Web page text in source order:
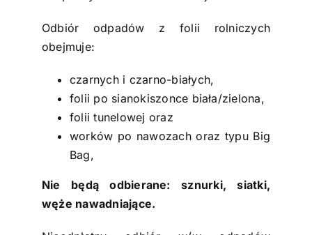
Odbiór odpadów z folii rolniczych
obejmuje:
czarnych i czarno-białych,
folii po sianokiszonce biała/zielona,
folii tunelowej oraz
worków po nawozach oraz typu Big
Bag,
Nie będą odbierane: sznurki, siatki,
węże nawadniające.